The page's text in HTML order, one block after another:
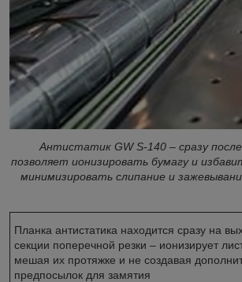
Антистатик GW S-140 – сразу после
позволяет ионизировать бумагу и
минимизировать слипание и
Планка антистатика находится сразу на
секции поперечной резки – ионизирует
мешая их протяжке и не создавая
предпосылок для замятия